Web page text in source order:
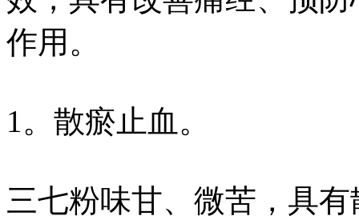
作用。
1。散瘀止血。
三七粉味甘、微苦，具